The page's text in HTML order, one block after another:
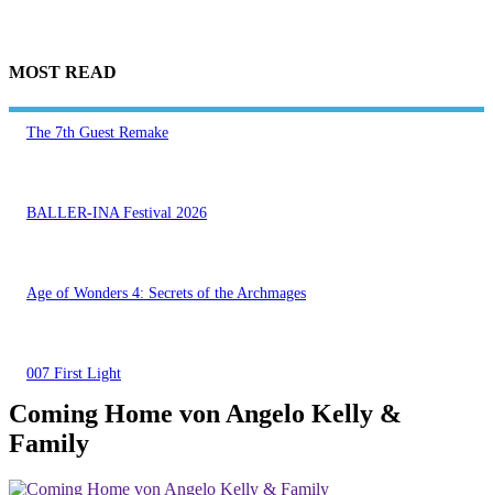
MOST READ
The 7th Guest Remake
BALLER-INA Festival 2026
Age of Wonders 4: Secrets of the Archmages
007 First Light
Coming Home von Angelo Kelly &
Family